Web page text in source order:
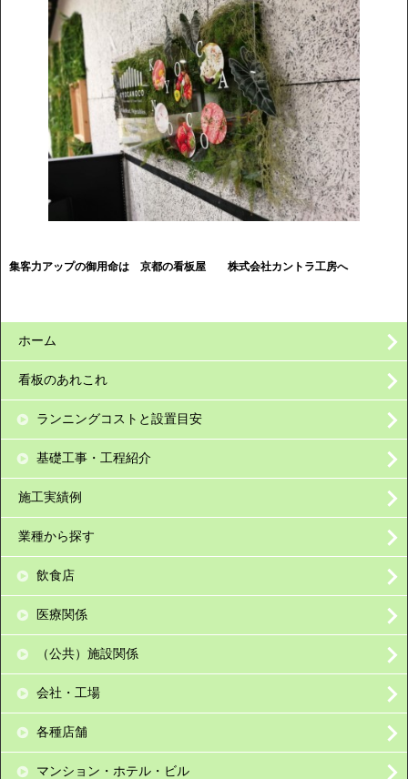
集客力アップの御用命は 京都の看板屋 株式会社カントラ工房へ
ホーム
看板のあれこれ
ランニングコストと設置目安
基礎工事・工程紹介
施工実績例
業種から探す
飲食店
医療関係
（公共）施設関係
会社・工場
各種店舗
マンション・ホテル・ビル